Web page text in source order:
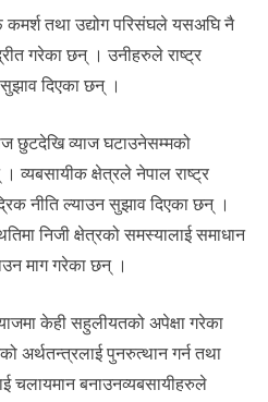
कमर्श तथा उद्योग परिसंघले यसअघि नै
गरेका छन् । उनीहरुले राष्ट्र
दिएका छन् ।
छुटदेखि व्याज घटाउनेसम्मको
व्यबसायीक क्षेत्रले नेपाल राष्ट्र
नीति ल्याउन सुझाव दिएका छन् ।
निजी क्षेत्रको समस्यालाई समाधान
माग गरेका छन् ।
केही सहुलीयतको अपेक्षा गरेका
अर्थतन्त्रलाई पुनरुत्थान गर्न तथा
चलायमान बनाउनव्यबसायीहरुले